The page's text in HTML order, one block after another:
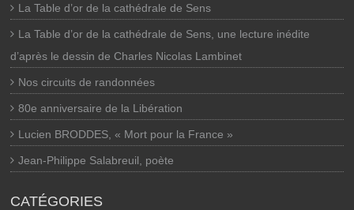
La Table d’or de la cathédrale de Sens
La Table d’or de la cathédrale de Sens, une lecture inédite
d’après le dessin de Charles Nicolas Lambinet
Nos circuits de randonnées
80e anniversaire de la Libération
Lucien BRODDES, « Mort pour la France »
Jean-Philippe Salabreuil, poète
CATÉGORIES